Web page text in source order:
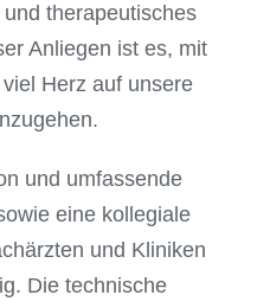
therapeutisches
Anliegen ist es, mit
Herz auf unsere
und umfassende
eine kollegiale
und Kliniken
Die technische